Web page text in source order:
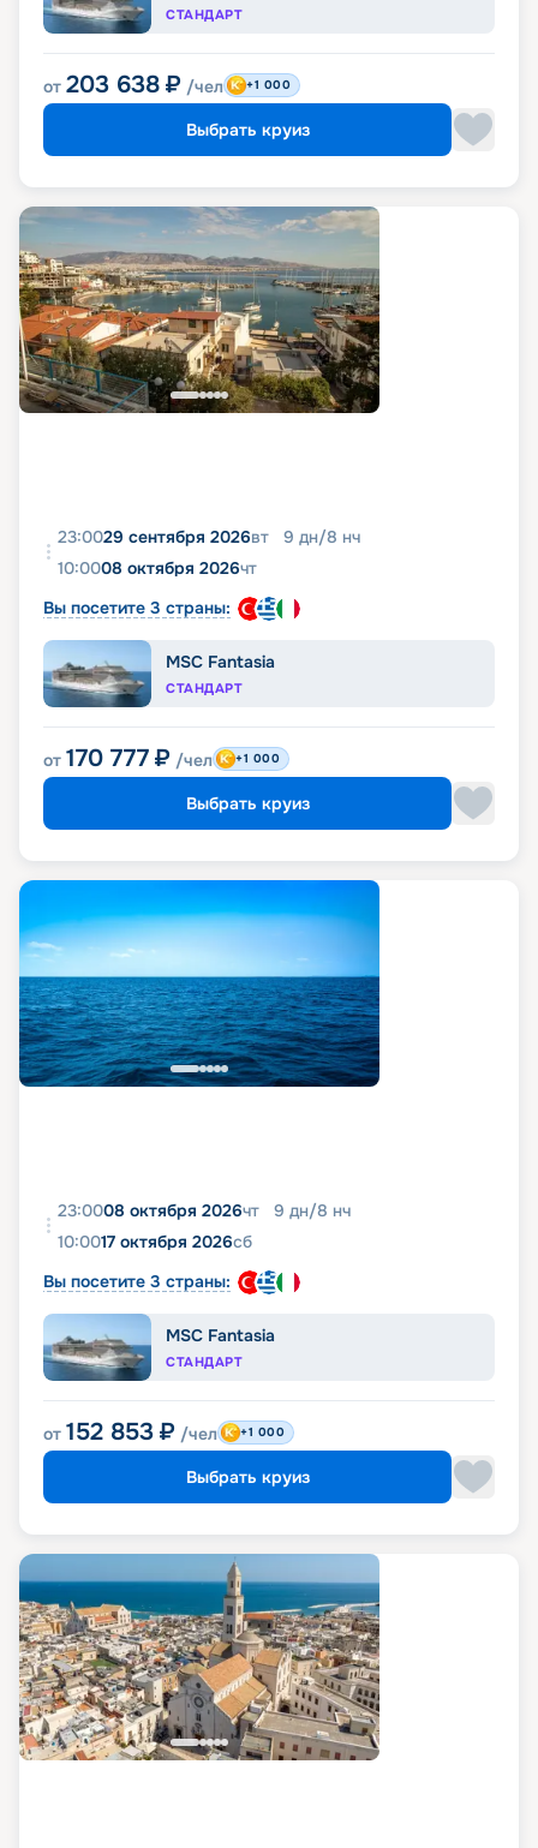
СТАНДАРТ
от 203 638 ₽ /чел +1 000
Выбрать круиз
23:0029 сентября 2026вт 9 дн/8 нч
10:0008 октября 2026чт
Вы посетите 3 страны:
MSC Fantasia
СТАНДАРТ
от 170 777 ₽ /чел +1 000
Выбрать круиз
23:0008 октября 2026чт 9 дн/8 нч
10:0017 октября 2026сб
Вы посетите 3 страны:
MSC Fantasia
СТАНДАРТ
от 152 853 ₽ /чел +1 000
Выбрать круиз